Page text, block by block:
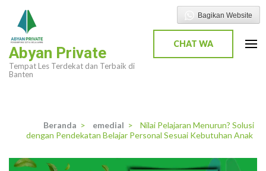
Lompat
konten
(Tekan
Enter)
Abyan Private
Tempat Les Terdekat dan Terbaik di
Banten
CHAT WA
Beranda > emedial >
Nilai Pelajaran Menurun? Solusi
dengan Pendekatan Belajar Personal Sesuai Kebutuhan Anak
Bagikan Website